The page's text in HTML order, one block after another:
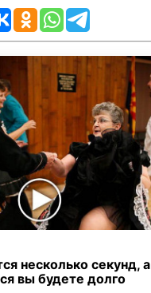
несколько секунд, а
вы будете долго